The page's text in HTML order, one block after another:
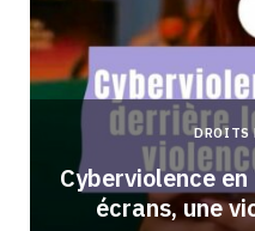
DROITS
Cyberviolence
écrans, une